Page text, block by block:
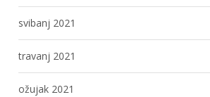
svibanj 2021
travanj 2021
ožujak 2021